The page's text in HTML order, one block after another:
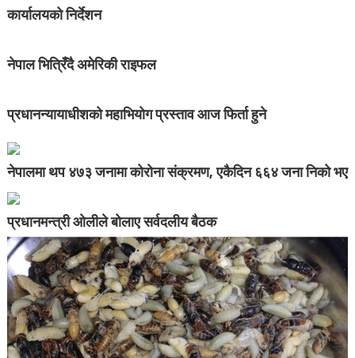
कार्यालयको निर्देशन
नेपाल भित्रिँदै अमेरिकी राइफल
प्रधानन्यायाधीशको महाभियोग प्रस्ताव आज फिर्ता हुने
नेपालमा थप ४७३ जनामा कोरोना संक्रमण, एकैदिन ६६४ जना निको भए
प्रधानमन्त्री ओलीले बोलाए सर्वदलीय बैठक